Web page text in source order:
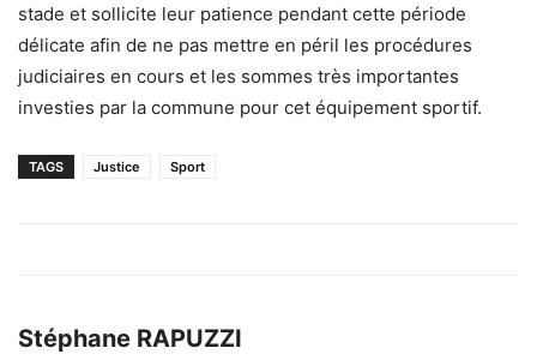
stade et sollicite leur patience pendant cette période
délicate afin de ne pas mettre en péril les procédures
judiciaires en cours et les sommes très importantes
investies par la commune pour cet équipement sportif.
TAGS Justice Sport
Stéphane RAPUZZI